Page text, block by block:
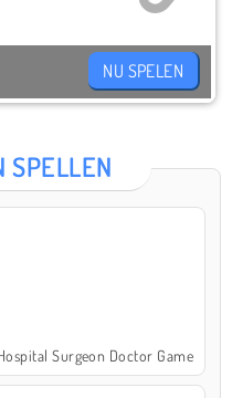
SPELLEN
Surgeon Doctor Game
NU SPELEN